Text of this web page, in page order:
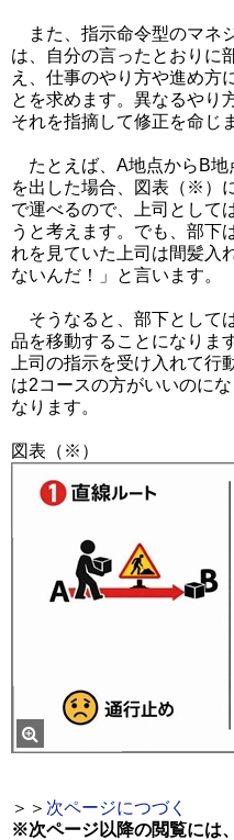
また、指示命令型のマネ
は、自分の言ったとおりに
え、仕事のやり方や進め方
とを求めます。異なるやり
それを指摘して修正を命じ
たとえば、A地点からB地
を出した場合、図表（※）
で運べるので、上司として
うと考えます。でも、部下
れを見ていた上司は間髪入
ないんだ！」と言います。
そうなると、部下として
品を移動することになりま
上司の指示を受け入れて
は2コースの方がいいのに
なります。
図表（※）
＞＞ 次ページにつづく
※次ページ以降の閲覧には